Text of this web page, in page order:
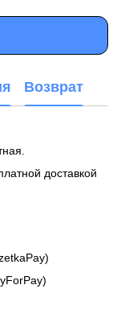
Возврат
доставкой